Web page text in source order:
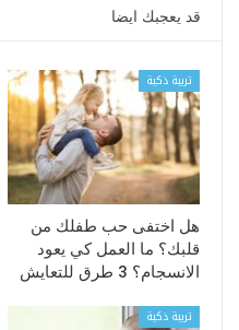
قد يعجبك ايضا
تربية ذكية
هل اختفى حب طفلك من
قلبك؟ ما العمل كي يعود
الانسجام؟ 3 طرق للتعايش
تربية ذكية